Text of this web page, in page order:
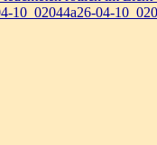
26-04-